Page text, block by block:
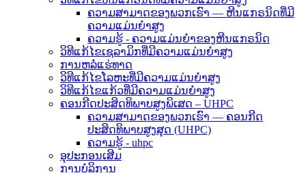
ຄວາມສາມາດຂອງພວກເຮົາ — ຫີນແກຣນິດທີ່ມີ
ຄວາມແມ່ນຍຳສູງ
ຄວາມຮູ້ - ຄວາມແມ່ນຍໍາຂອງຫີນແກຣນິດ
ວິທີແກ້ໄຂເຊລາມິກທີ່ມີຄວາມແມ່ນຍໍາສູງ
ການຫລໍ່ແຮ່ທາດ
ວິທີແກ້ໄຂໂລຫະທີ່ມີຄວາມແມ່ນຍໍາສູງ
ວິທີແກ້ໄຂແກ້ວທີ່ມີຄວາມແມ່ນຍໍາສູງ
ຄອນກີດປະສິດທິພາບສູງພິເສດ – UHPC
ຄວາມສາມາດຂອງພວກເຮົາ — ຄອນກີດ
ປະສິດທິພາບສູງສຸດ (UHPC)
ຄວາມຮູ້ - uhpc
ອຸປະກອນເສີມ
ການບໍລິການ